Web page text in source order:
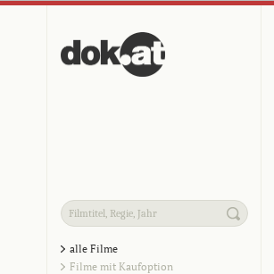
alle Filme
Filme mit Kaufoption